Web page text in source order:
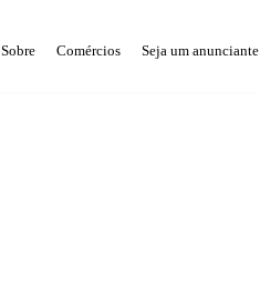
Sobre Comércios Seja um anunciante